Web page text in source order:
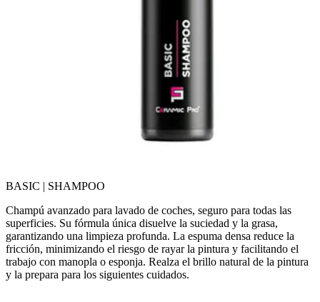
BASIC | SHAMPOO
Champú avanzado para lavado de coches, seguro para todas las
superficies. Su fórmula única disuelve la suciedad y la grasa,
garantizando una limpieza profunda. La espuma densa reduce la
fricción, minimizando el riesgo de rayar la pintura y facilitando el
trabajo con manopla o esponja. Realza el brillo natural de la pintura
y la prepara para los siguientes cuidados.